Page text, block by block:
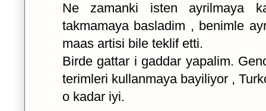
Ne zamanki isten ayrilmaya
takmamaya basladim , benimle
maas artisi bile teklif etti.
Birde gattar i gaddar yapalim.
terimleri kullanmaya bayiliyor ,
o kadar iyi.